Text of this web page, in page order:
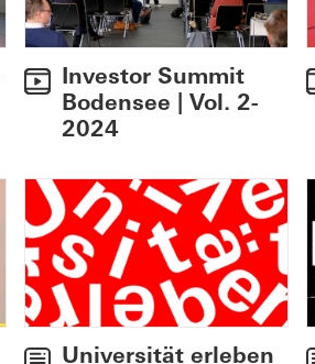
Investor Summit
Bodensee | Vol. 2-
2024
Universität erleben